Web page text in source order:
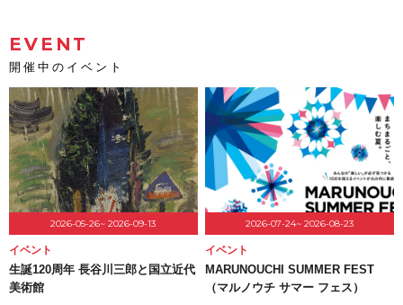
EVENT
開催中のイベント
2026-05-26~ 2026-09-13
イベント
生誕120周年 長谷川三郎と国立近代
美術館
2026-07-24~ 2026-08-23
イベント
MARUNOUCHI SUMMER FEST
（マルノウチ サマー フェス）